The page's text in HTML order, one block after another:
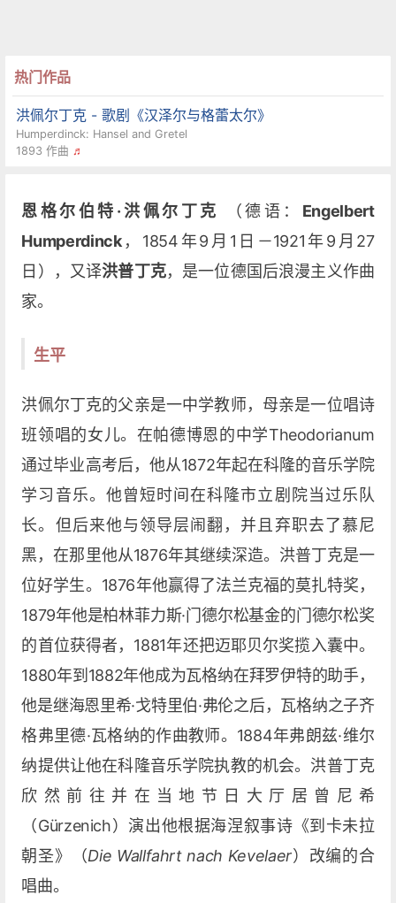
热门作品
洪佩尔丁克 - 歌剧《汉泽尔与格蕾太尔》
Humperdinck: Hansel and Gretel
1893 作曲 ♬
恩格尔伯特·洪佩尔丁克 （德语： Engelbert
Humperdinck，1854年9月1日－1921年9月27
日），又译洪普丁克，是一位德国后浪漫主义作曲
家。
生平
洪佩尔丁克的父亲是一中学教师，母亲是一位唱诗
班领唱的女儿。在帕德博恩的中学Theodorianum
通过毕业高考后，他从1872年起在科隆的音乐学院
学习音乐。他曾短时间在科隆市立剧院当过乐队
长。但后来他与领导层闹翻，并且弃职去了慕尼
黑，在那里他从1876年其继续深造。洪普丁克是一
位好学生。1876年他赢得了法兰克福的莫扎特奖，
1879年他是柏林菲力斯·门德尔松基金的门德尔松奖
的首位获得者，1881年还把迈耶贝尔奖揽入囊中。
1880年到1882年他成为瓦格纳在拜罗伊特的助手，
他是继海恩里希·戈特里伯·弗伦之后，瓦格纳之子齐
格弗里德·瓦格纳的作曲教师。1884年弗朗兹·维尔
纳提供让他在科隆音乐学院执教的机会。洪普丁克
欣然前往并在当地节日大厅居曾尼希
（Gürzenich）演出他根据海涅叙事诗《到卡未拉
朝圣》（Die Wallfahrt nach Kevelaer）改编的合
唱曲。